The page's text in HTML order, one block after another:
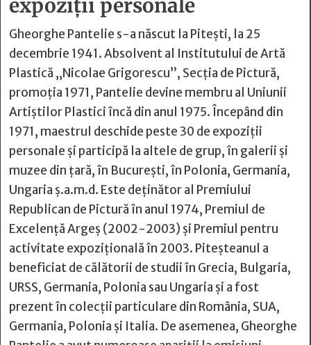
expoziții personale
Gheorghe Pantelie s-a născut la Piteşti, la 25
decembrie 1941. Absolvent al Institutului de Artă
Plastică „Nicolae Grigorescu”, Secţia de Pictură,
promoţia 1971, Pantelie devine membru al Uniunii
Artiștilor Plastici încă din anul 1975. Începând din
1971, maestrul deschide peste 30 de expoziţii
personale şi participă la altele de grup, în galerii şi
muzee din ţară, în Bucureşti, în Polonia, Germania,
Ungaria ş.a.m.d. Este deţinător al Premiului
Republican de Pictură în anul 1974, Premiul de
Excelenţă Argeş (2002-2003) și Premiul pentru
activitate expoziţională în 2003. Piteșteanul a
beneficiat de călătorii de studii în Grecia, Bulgaria,
URSS, Germania, Polonia sau Ungaria și a fost
prezent în colecţii particulare din România, SUA,
Germania, Polonia și Italia. De asemenea, Gheorghe